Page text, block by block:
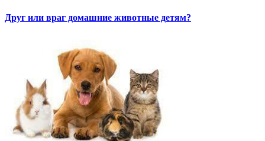
Друг или враг домашние животные детям?